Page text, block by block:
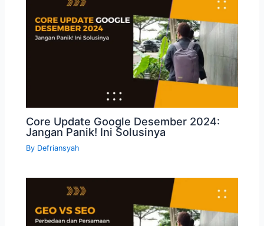
Core Update Google Desember 2024:
Jangan Panik! Ini Solusinya
By Defriansyah